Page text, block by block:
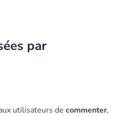
par
utilisateurs de commenter,